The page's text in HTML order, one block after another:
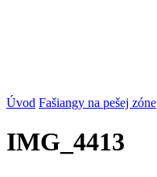
Úvod Fašiangy na pešej zóne
IMG_4413